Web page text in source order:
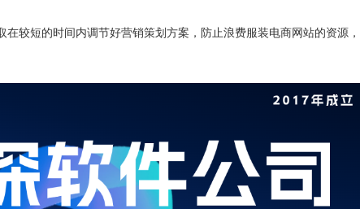
较短的时间内调节好营销策划方案，防止浪费服装电商网站的资源，